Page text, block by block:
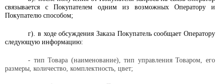
связывается с Покупателем одним из возможных Оператору и
Покупателю способом;
г). в ходе обсуждения Заказа Покупатель сообщает Оператору
следующую информацию:
- тип Товара (наименование), тип управления Товаром, его
размеры, количество, комплектность, цвет;